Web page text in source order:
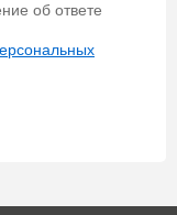
об ответе